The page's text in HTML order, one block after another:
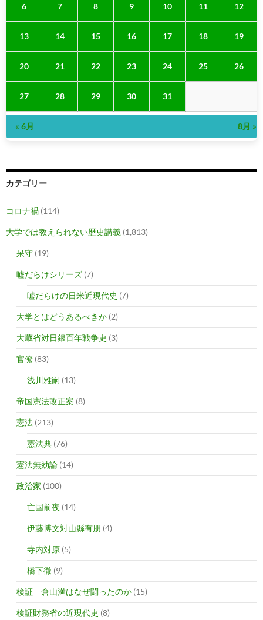
6 7 8 9 10 11 12
13 14 15 16 17 18 19
20 21 22 23 24 25 26
27 28 29 30 31
« 6月 8月 »
カテゴリー
コロナ禍 (114)
大学では教えられない歴史講義 (1,813)
呆守 (19)
嘘だらけシリーズ (7)
嘘だらけの日米近現代史 (7)
大学とはどうあるべきか (2)
大蔵省対日銀百年戦争史 (3)
官僚 (83)
浅川雅嗣 (13)
帝国憲法改正案 (8)
憲法 (213)
憲法典 (76)
憲法無効論 (14)
政治家 (100)
亡国前夜 (14)
伊藤博文対山縣有朋 (4)
寺内対原 (5)
橋下徹 (9)
検証 倉山満はなぜ闘ったのか (15)
検証財務省の近現代史 (8)